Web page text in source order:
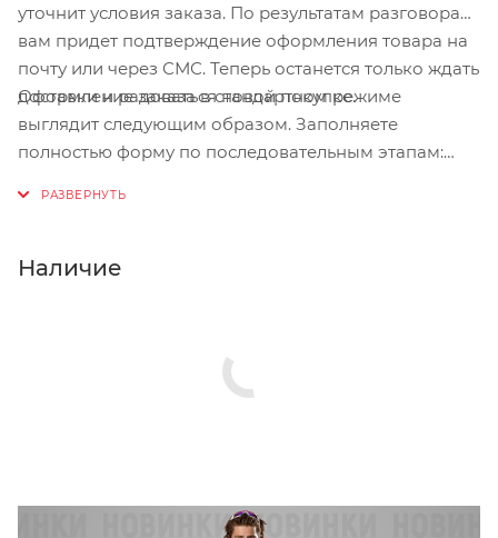
уточнит условия заказа. По результатам разговора
вам придет подтверждение оформления товара на
почту или через СМС. Теперь останется только ждать
доставки и радоваться новой покупке.
Оформление заказа в стандартном режиме
выглядит следующим образом. Заполняете
полностью форму по последовательным этапам:
Нажмите кнопку «Оформить заказ».
Наличие